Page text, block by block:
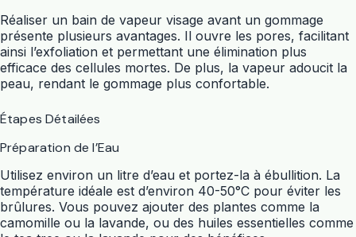
Réaliser un bain de vapeur visage avant un gommage
présente plusieurs avantages. Il ouvre les pores, facilitant
ainsi l’exfoliation et permettant une élimination plus
efficace des cellules mortes. De plus, la vapeur adoucit la
peau, rendant le gommage plus confortable.
Étapes Détailées
Préparation de l’Eau
Utilisez environ un litre d’eau et portez-la à ébullition. La
température idéale est d’environ 40-50°C pour éviter les
brûlures. Vous pouvez ajouter des plantes comme la
camomille ou la lavande, ou des huiles essentielles comme